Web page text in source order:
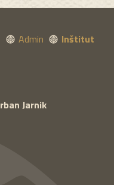
Admin
Inštitut
Jarnik